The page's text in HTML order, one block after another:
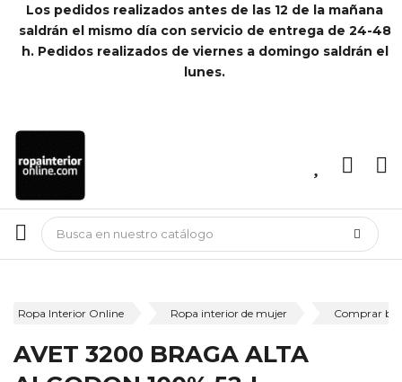
Los pedidos realizados antes de las 12 de la mañana
saldrán el mismo día con servicio de entrega de 24-48
h. Pedidos realizados de viernes a domingo saldrán el
lunes.
Ropa Interior Online Ropa interior de mujer Comprar
AVET 3200 BRAGA ALTA